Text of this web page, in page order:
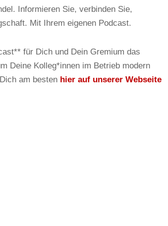
Informieren Sie, verbinden Sie,
Mit Ihrem eigenen Podcast.
für Dich und Dein Gremium das
Deine Kolleg*innen im Betrieb modern
am besten hier auf unserer Webseite